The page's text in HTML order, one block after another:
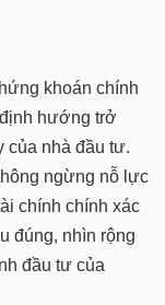
khoán chính
hướng trở
của nhà đầu tư.
ngừng nỗ lực
chính chính xác
đúng, nhìn rộng
đầu tư của